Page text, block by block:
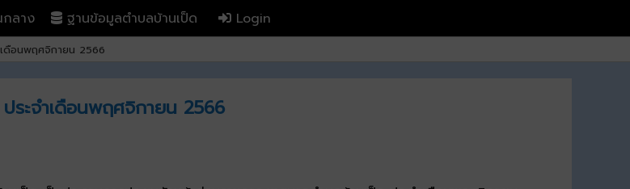
ลาง
ฐานข้อมูลตำบลบ้านเป็ด Login
เดือนพฤศจิกายน 2566
ระจำเดือนพฤศจิกายน 2566